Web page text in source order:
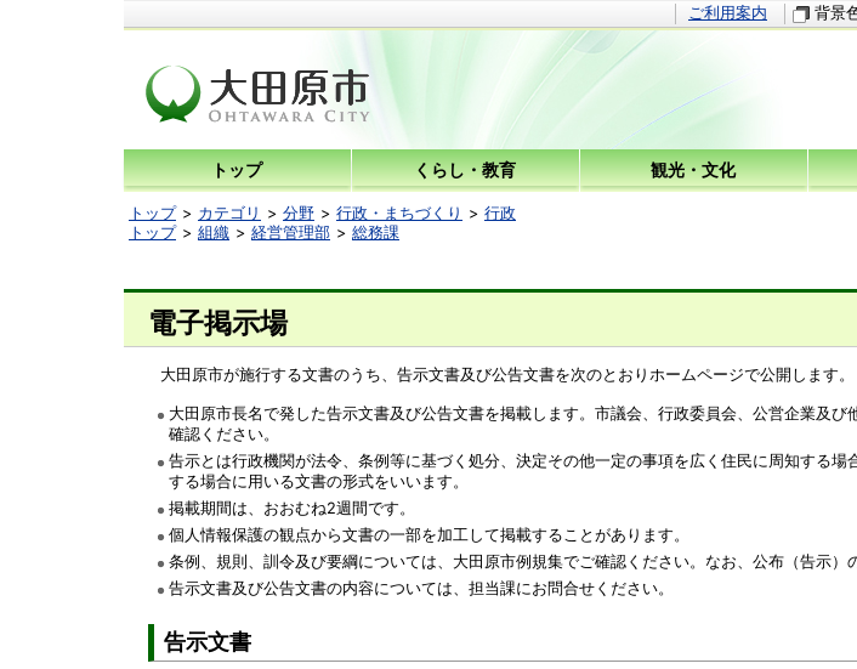
ご利用案内 背景
トップ くらし・教育 観光・文化
トップ カテゴリ 分野 行政・まちづくり
行政
トップ
組織 経営管理部 総務課
電子掲示場
大田原市が施行する文書のうち、告示文書及び公告文書を次のとおりホームページで公開します。
大田原市長名で発した告示文書及び公告文書を掲載します。市議会、行政委員会、公営企業及
確認ください。
告示とは行政機関が法令、条例等に基づく処分、決定その他一定の事項を広く住民に周知する
する場合に用いる文書の形式をいいます。
掲載期間は、おおむね2週間です。
個人情報保護の観点から文書の一部を加工して掲載することがあります。
条例、規則、訓令及び要綱については、大田原市例規集でご確認ください。なお、公布（告示）
告示文書及び公告文書の内容については、担当課にお問合せください。
告示文書